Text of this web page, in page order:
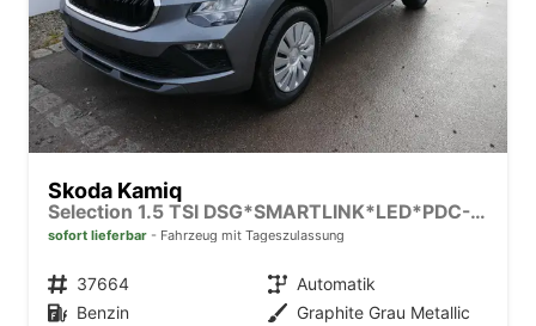
Skoda Kamiq
Selection 1.5 TSI DSG*SMARTLINK*LED*PDC-HI*TEMPOMAT*SHZ*KLIMA
sofort lieferbar Fahrzeug mit Tageszulassung
Fahrzeugnr. 37664 Getriebe Automatik
Kraftstoff Benzin Außenfarbe Graphite Grau Metallic